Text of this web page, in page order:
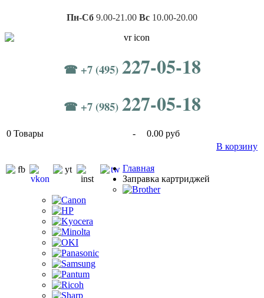
Пн-Сб 9.00-21.00 Вс 10.00-20.00
☎ +7 (495) 227-05-18
☎ +7 (985) 227-05-18
0 Товары -
0.00 руб
В корзину
Главная
Заправка картриджей